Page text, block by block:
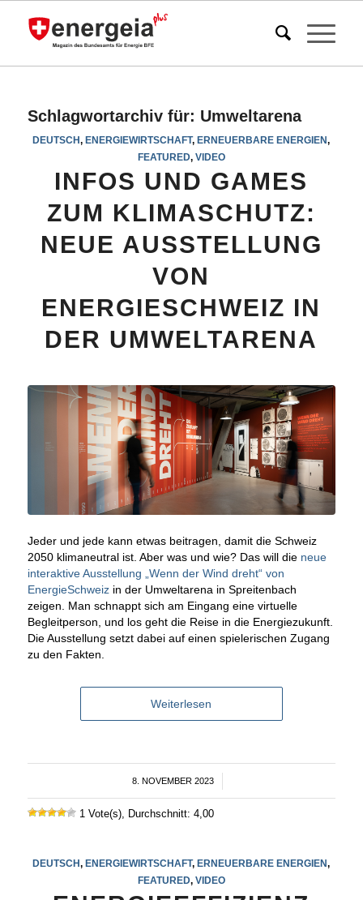
Schlagwortarchiv für: Umweltarena
DEUTSCH,ENERGIEWIRTSCHAFT,ERNEUERBARE ENERGIEN,
FEATURED, VIDEO
INFOS UND GAMES
ZUM KLIMASCHUTZ:
NEUE AUSSTELLUNG
VON
ENERGIESCHWEIZ IN
DER UMWELTARENA
Jeder und jede kann etwas beitragen, damit die Schweiz
2050 klimaneutral ist. Aber was und wie? Das will die neue
interaktive Ausstellung „Wenn der Wind dreht“ von
EnergieSchweizin der Umweltarena in Spreitenbach
zeigen. Man schnappt sich am Eingang eine virtuelle
Begleitperson, und los geht die Reise in die Energiezukunft.
Die Ausstellung setzt dabei auf einen spielerischen Zugang
zu den Fakten.
Weiterlesen
8. NOVEMBER 2023
/
1 Vote(s), Durchschnitt: 4,00
DEUTSCH,ENERGIEWIRTSCHAFT,ERNEUERBARE ENERGIEN,
FEATURED, VIDEO